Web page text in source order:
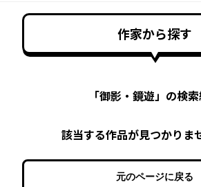
作家から探す
「御影・鏡遊」の検
該当する作品が見つかりま
元のページに戻る